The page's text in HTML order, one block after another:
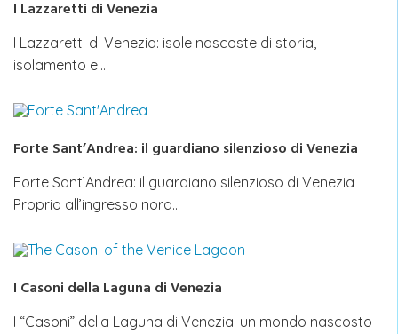
I Lazzaretti di Venezia
I Lazzaretti di Venezia: isole nascoste di storia,
isolamento e…
Forte Sant’Andrea: il guardiano silenzioso di Venezia
Forte Sant’Andrea: il guardiano silenzioso di Venezia
Proprio all’ingresso nord…
I Casoni della Laguna di Venezia
I “Casoni” della Laguna di Venezia: un mondo nascosto